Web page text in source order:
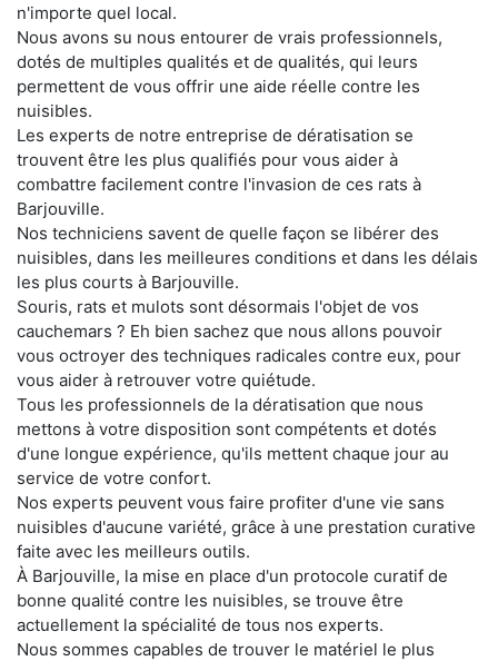
n'importe quel local.
Nous avons su nous entourer de vrais professionnels,
dotés de multiples qualités et de qualités, qui leurs
permettent de vous offrir une aide réelle contre les
nuisibles.
Les experts de notre entreprise de dératisation se
trouvent être les plus qualifiés pour vous aider à
combattre facilement contre l'invasion de ces rats à
Barjouville.
Nos techniciens savent de quelle façon se libérer des
nuisibles, dans les meilleures conditions et dans les délais
les plus courts à Barjouville.
Souris, rats et mulots sont désormais l'objet de vos
cauchemars ? Eh bien sachez que nous allons pouvoir
vous octroyer des techniques radicales contre eux, pour
vous aider à retrouver votre quiétude.
Tous les professionnels de la dératisation que nous
mettons à votre disposition sont compétents et dotés
d'une longue expérience, qu'ils mettent chaque jour au
service de votre confort.
Nos experts peuvent vous faire profiter d'une vie sans
nuisibles d'aucune variété, grâce à une prestation curative
faite avec les meilleurs outils.
À Barjouville, la mise en place d'un protocole curatif de
bonne qualité contre les nuisibles, se trouve être
actuellement la spécialité de tous nos experts.
Nous sommes capables de trouver le matériel le plus